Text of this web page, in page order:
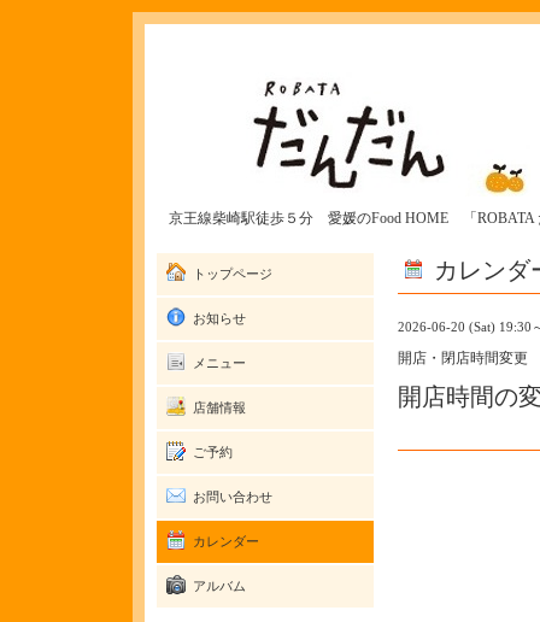
京王線柴崎駅徒歩５分 愛媛のFood HOME 「ROBATA
カレンダ
2026-06-20 (Sat) 19:30
開店・閉店時間変更
開店時間の
トップページ
お知らせ
メニュー
店舗情報
ご予約
お問い合わせ
カレンダー
アルバム